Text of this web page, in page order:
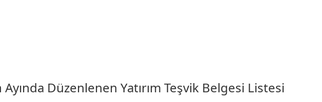
Ayında Düzenlenen Yatırım Teşvik Belgesi Listesi